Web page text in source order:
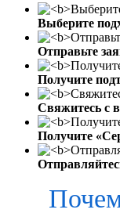
Выберите
Отправьте
Получите
Свяжитесь с
Получите